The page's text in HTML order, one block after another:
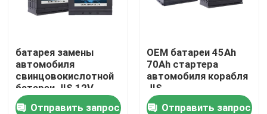
Group Website
Батарея стартера автомобиля
батарея замены
автомобиля
свинцовокислотной
батареи JIS 12V
108Ah 60ah
Отправить запрос
OEM батареи 45Ah
70Ah стартера
автомобиля корабля
JIS
свинцовокислотный
Отправить запрос